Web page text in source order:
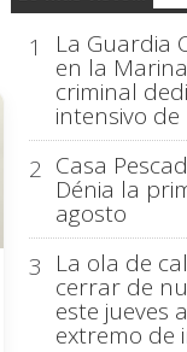
1 La Guardia
en la
criminal
intensivo
2 Casa
Dénia la
agosto
3 La ola de
cerrar de
este jueves
extremo de